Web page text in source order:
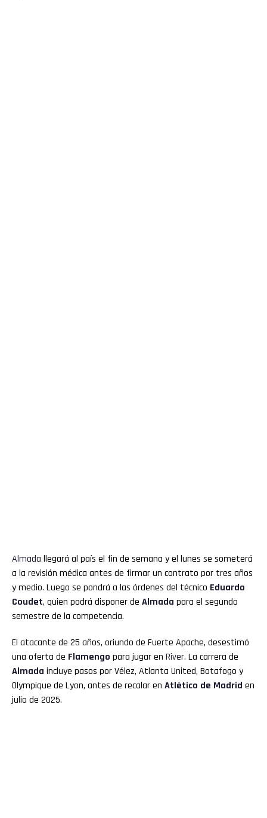
Almada llegará al país el fin de semana y el lunes se someterá
a la revisión médica antes de firmar un contrato por tres años
y medio. Luego se pondrá a las órdenes del técnico Eduardo
Coudet, quien podrá disponer de Almada para el segundo
semestre de la competencia.
El atacante de 25 años, oriundo de Fuerte Apache, desestimó
una oferta de Flamengo para jugar en River. La carrera de
Almada incluye pasos por Vélez, Atlanta United, Botafogo y
Olympique de Lyon, antes de recalar en Atlético de Madrid en
julio de 2025.